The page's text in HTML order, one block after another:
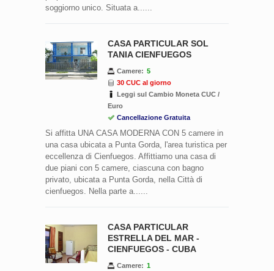
soggiorno unico. Situata a......
CASA PARTICULAR SOL
TANIA CIENFUEGOS
Camere: 5
30 CUC al giorno
Leggi sul Cambio Moneta CUC /
Euro
Cancellazione Gratuita
Si affitta UNA CASA MODERNA CON 5 camere in
una casa ubicata a Punta Gorda, l'area turistica per
eccellenza di Cienfuegos. Affittiamo una casa di
due piani con 5 camere, ciascuna con bagno
privato, ubicata a Punta Gorda, nella Città di
cienfuegos. Nella parte a......
CASA PARTICULAR
ESTRELLA DEL MAR -
CIENFUEGOS - CUBA
Camere: 1